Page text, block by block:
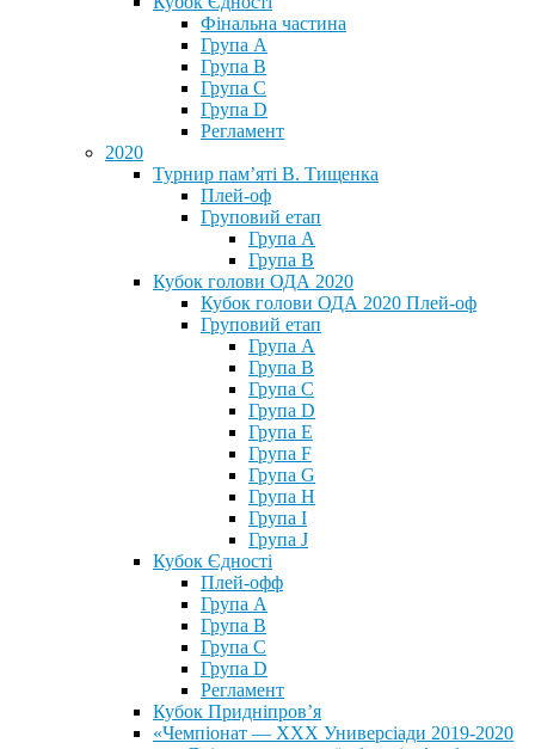
Фінальна частина
Група А
Група В
Група С
Група D
Регламент
2020
Турнир пам’яті В. Тищенка
Плей-оф
Груповий етап
Група А
Група В
Кубок голови ОДА 2020
Кубок голови ОДА 2020 Плей-оф
Груповий етап
Група A
Група B
Група C
Група D
Група E
Група F
Група G
Група H
Група I
Група J
Кубок Єдності
Плей-офф
Група А
Група В
Група С
Група D
Регламент
Кубок Придніпров’я
«Чемпіонат — ХХХ Универсіади 2019-2020